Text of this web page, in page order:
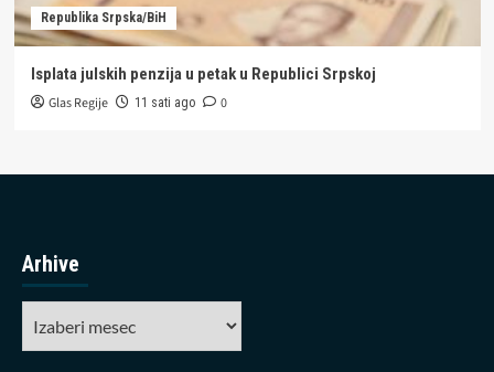
Republika Srpska/BiH
Isplata julskih penzija u petak u Republici Srpskoj
Glas Regije 11 sati ago 0
Arhive